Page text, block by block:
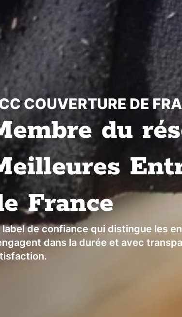
COUVERTURE DE
du
France
label de confiance qui distingue les
dans la durée et avec